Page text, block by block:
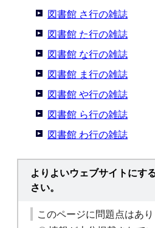
図書館 さ行の雑誌
図書館 た行の雑誌
図書館 な行の雑誌
図書館 ま行の雑誌
図書館 や行の雑誌
図書館 ら行の雑誌
図書館 わ行の雑誌
よりよいウェブサイトにす
さい。
このページに問題点はあ